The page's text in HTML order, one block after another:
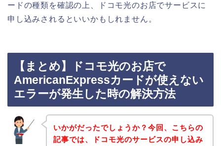
ードの種類を確認の上、ドコモ光のお店でサービスに
申し込みされるといいかもしれません。
【まとめ】ドコモ光のお店で
AmericanExpressカードが使えない
エラーが発生した時の解決方法
いかがだったでしょうか？今回、こちらの
記事では、ドコモ光のサービスの申し込み